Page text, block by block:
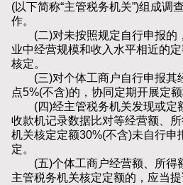
(以下简称“主管税务机关”)组成调
作。
(二)对未按照规定自行申报的
业中经营规模和收入水平相近的
核定。
(三)对个体工商户自行申报其
点5%(不含)的，协同定期开展定额
(四)经主管税务机关发现或定
收款机记录数据比对等经营额、
机关核定定额30%(不含)未自行申
定。
(五)个体工商户经营额、所得
主管税务机关核定定额的，应当